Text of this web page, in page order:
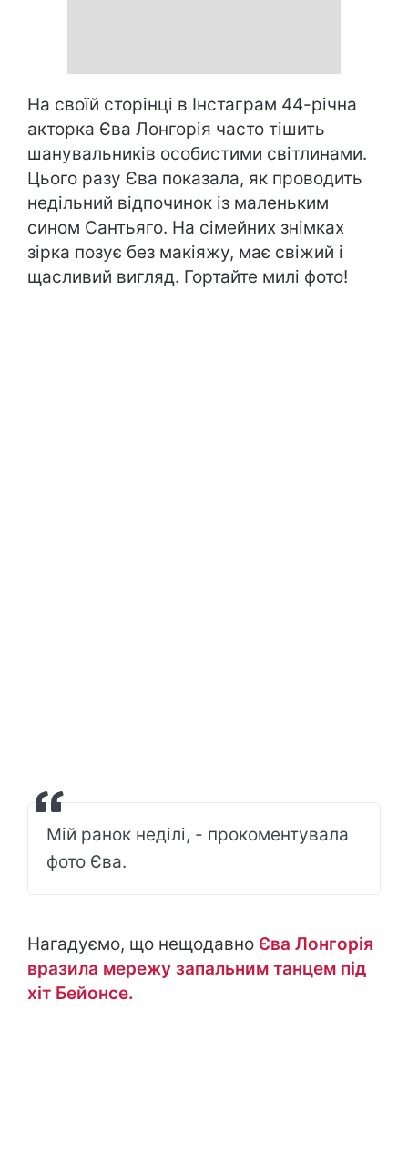
На своїй сторінці в Інстаграм 44-річна
акторка Єва Лонгорія часто тішить
шанувальників особистими світлинами.
Цього разу Єва показала, як проводить
недільний відпочинок із маленьким
сином Сантьяго. На сімейних знімках
зірка позує без макіяжу, має свіжий і
щасливий вигляд. Гортайте милі фото!
Мій ранок неділі, - прокоментувала
фото Єва.
Нагадуємо, що нещодавно Єва Лонгорія
вразила мережу запальним танцем під
хіт Бейонсе.